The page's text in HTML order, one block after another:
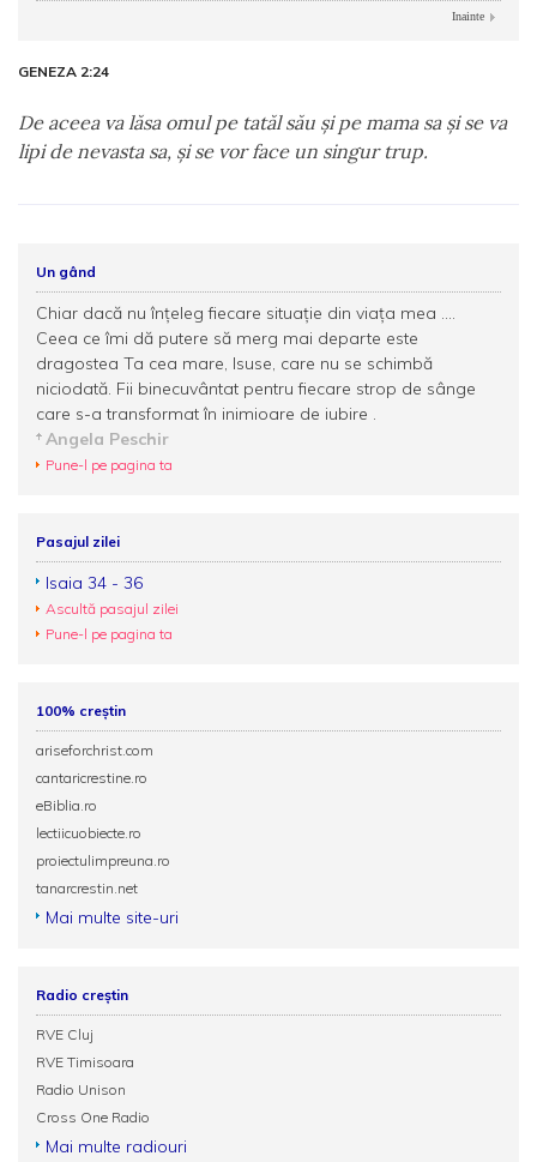
Inainte
GENEZA 2:24
De aceea va lăsa omul pe tatăl său şi pe mama sa şi se va
lipi de nevasta sa, şi se vor face un singur trup.
Un gând
Chiar dacă nu înţeleg fiecare situaţie din viaţa mea ....
Ceea ce îmi dă putere să merg mai departe este
dragostea Ta cea mare, Isuse, care nu se schimbă
niciodată. Fii binecuvântat pentru fiecare strop de sânge
care s-a transformat în inimioare de iubire .
Angela Peschir
Pune-l pe pagina ta
Pasajul zilei
Isaia 34 - 36
Ascultă pasajul zilei
Pune-l pe pagina ta
100% creștin
ariseforchrist.com
cantaricrestine.ro
eBiblia.ro
lectiicuobiecte.ro
proiectulimpreuna.ro
tanarcrestin.net
Mai multe site-uri
Radio creștin
RVE Cluj
RVE Timisoara
Radio Unison
Cross One Radio
Mai multe radiouri